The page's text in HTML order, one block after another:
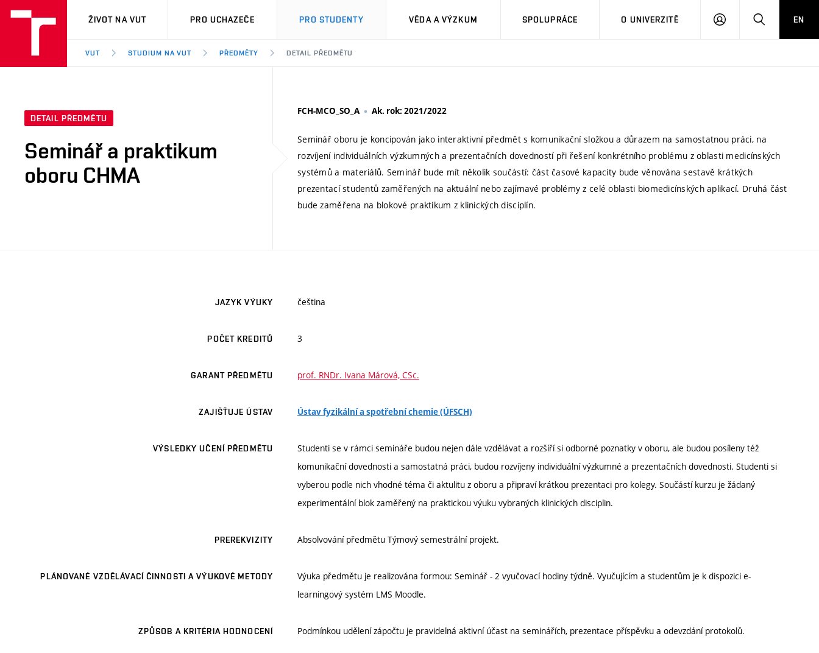
VUT
ŽIVOT NA VUT PRO UCHAZEČE PRO STUDENTY VĚDA A VÝZKUM SPOLUPRÁCE O UNIVERZITĚ
PŘIHLÁSIT HLEDATEN
VUT STUDIUM NA VUT PŘEDMĚTY DETAIL PŘEDMĚTU
DETAIL PŘEDMĚTU
Seminář a praktikum
oboru CHMA
FCH-MCO_SO_A Ak. rok: 2021/2022
Seminář oboru je koncipován jako interaktivní předmět s komunikační složkou a důrazem na samostatnou práci, na
rozvíjení individuálních výzkumných a prezentačních dovedností při řešení konkrétního problému z oblasti medicínských
systémů a materiálů. Seminář bude mít několik součástí: část časové kapacity bude věnována sestavě krátkých
prezentací studentů zaměřených na aktuální nebo zajímavé problémy z celé oblasti biomedicínských aplikací. Druhá část
bude zaměřena na blokové praktikum z klinických disciplín.
JAZYK VÝUKY čeština
POČET KREDITŮ 3
GARANT PŘEDMĚTU prof. RNDr. Ivana Márová, CSc.
ZAJIŠŤUJE ÚSTAV Ústav fyzikální a spotřební chemie (ÚFSCH)
VÝSLEDKY UČENÍ PŘEDMĚTU
Studenti se v rámci semináře budou nejen dále vzdělávat a rozšíří si odborné poznatky v oboru, ale budou posíleny též
komunikační dovednosti a samostatná práci, budou rozvíjeny individuální výzkumné a prezentačních dovednosti. Studenti si
vyberou podle nich vhodné téma či aktulitu z oboru a připraví krátkou prezentaci pro kolegy. Součástí kurzu je žádaný
experimentální blok zaměřený na praktickou výuku vybraných klinických disciplin.
PREREKVIZITY Absolvování předmětu Týmový semestrální projekt.
PLÁNOVANÉ VZDĚLÁVACÍ ČINNOSTI A VÝUKOVÉ METODY
Výuka předmětu je realizována formou: Seminář - 2 vyučovací hodiny týdně. Vyučujícím a studentům je k dispozici e-
learningový systém LMS Moodle.
ZPŮSOB A KRITÉRIA HODNOCENÍ Podmínkou udělení zápočtu je pravidelná aktivní účast na seminářích, prezentace příspěvku a odevzdání protokolů.